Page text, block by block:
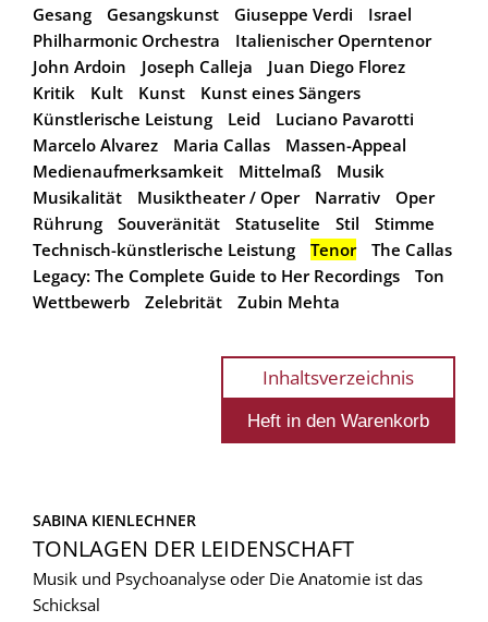
Gesang
Gesangskunst Giuseppe Verdi
Israel
Philharmonic Orchestra
Italienischer Operntenor
John Ardoin
Joseph Calleja
Juan Diego Florez
Kritik
Kult Kunst
Kunst eines Sängers
Künstlerische Leistung
Leid
Luciano Pavarotti
Marcelo Alvarez
Maria Callas
Massen-Appeal
Medienaufmerksamkeit
Mittelmaß
Musik
Musikalität
Musiktheater / Oper Narrativ
Oper
Rührung
Souveränität Statuselite Stil
Stimme
Technisch-künstlerische Leistung
Tenor
The Callas
Legacy: The Complete Guide to Her Recordings
Ton
Wettbewerb
Zelebrität Zubin Mehta
Inhaltsverzeichnis
SABINA KIENLECHNER
TONLAGEN DER LEIDENSCHAFT
Musik und Psychoanalyse oder Die Anatomie ist das
Schicksal